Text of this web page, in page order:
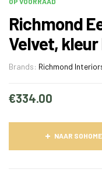
Richmond
Velvet, kleur
Brands: Richmond
€334.00
NAAR